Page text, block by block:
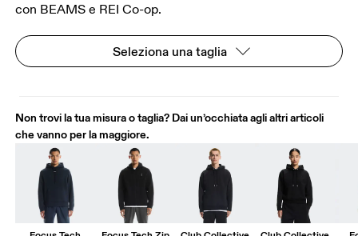
con BEAMS e REI Co-op.
Seleziona una taglia
Non trovi la tua misura o taglia? Dai un’occhiata agli altri articoli
che vanno per la maggiore.